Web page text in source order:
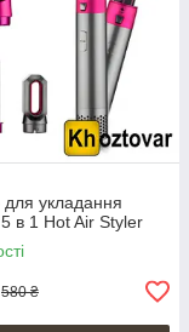
укладання
в 1 Hot Air Styler
580 ₴